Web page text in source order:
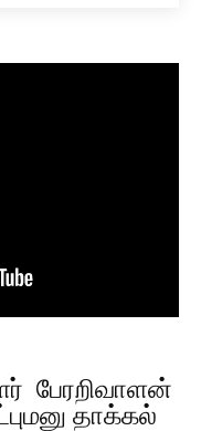
பேரறிவாளன்
தாக்கல்